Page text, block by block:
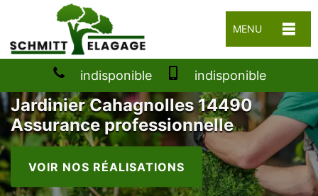
MENU
indisponible indisponible
Jardinier Cahagnolles 14490
Assurance professionnelle
VOIR NOS RÉALISATIONS